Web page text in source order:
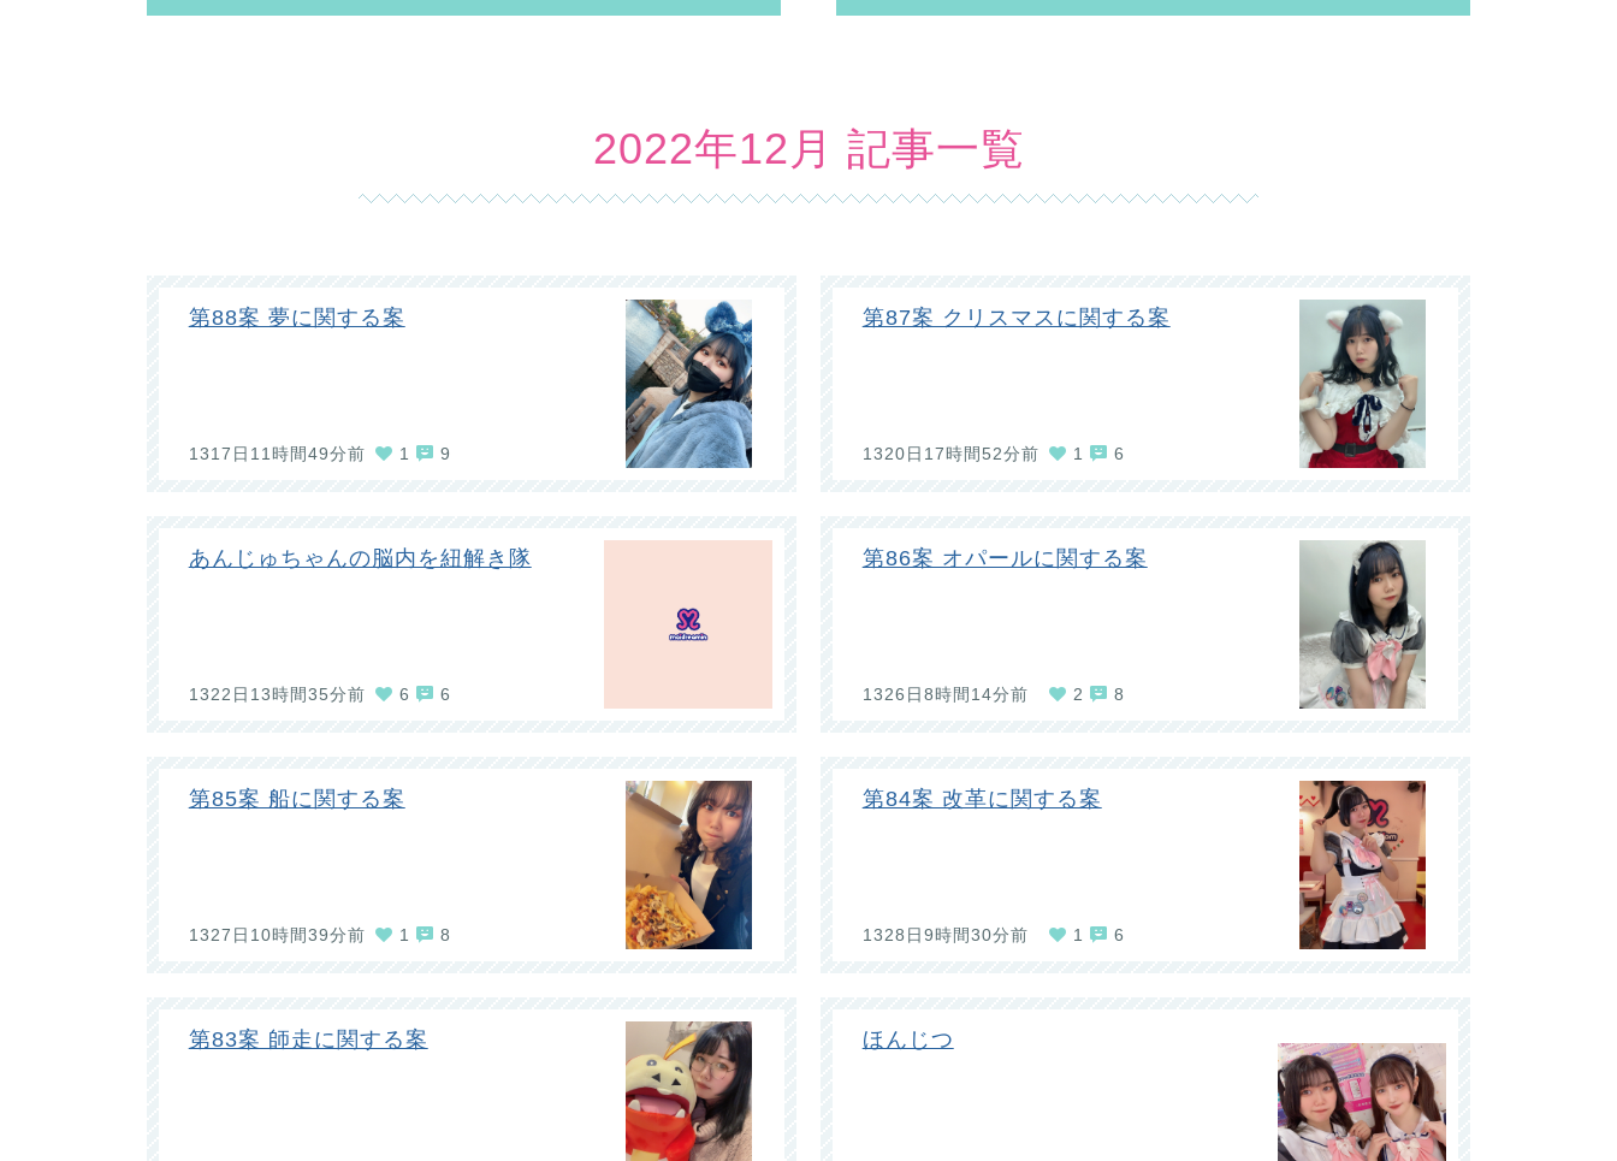
2022年12月 記事一覧
第88案 夢に関する案
1317日11時間49分前 1 9
第87案 クリスマスに関する案
1320日17時間52分前 1 6
あんじゅちゃんの脳内を紐解き隊
1322日13時間35分前 6 6
第86案 オパールに関する案
1326日8時間14分前 2 8
第85案 船に関する案
1327日10時間39分前 1 8
第84案 改革に関する案
1328日9時間30分前 1 6
第83案 師走に関する案 ほんじつ